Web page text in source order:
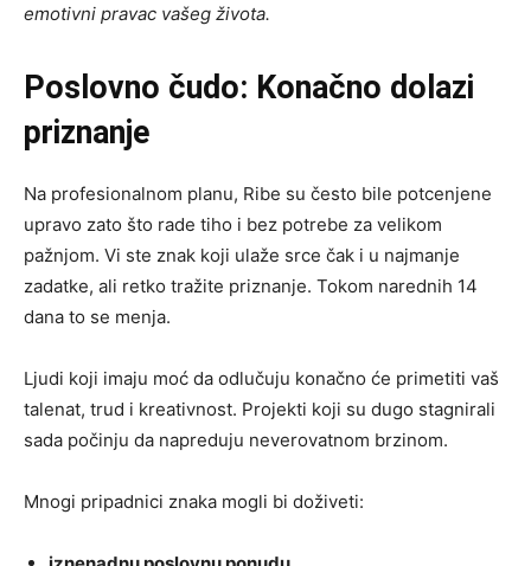
emotivni pravac vašeg života.
Poslovno čudo: Konačno dolazi
priznanje
Na profesionalnom planu, Ribe su često bile potcenjene
upravo zato što rade tiho i bez potrebe za velikom
pažnjom. Vi ste znak koji ulaže srce čak i u najmanje
zadatke, ali retko tražite priznanje. Tokom narednih 14
dana to se menja.
Ljudi koji imaju moć da odlučuju konačno će primetiti vaš
talenat, trud i kreativnost. Projekti koji su dugo stagnirali
sada počinju da napreduju neverovatnom brzinom.
Mnogi pripadnici znaka mogli bi doživeti: